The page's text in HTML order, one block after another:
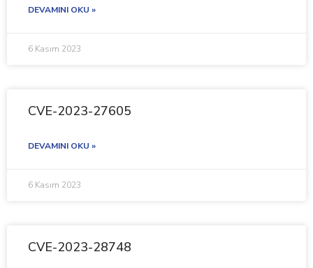
DEVAMINI OKU »
6 Kasım 2023
CVE-2023-27605
DEVAMINI OKU »
6 Kasım 2023
CVE-2023-28748